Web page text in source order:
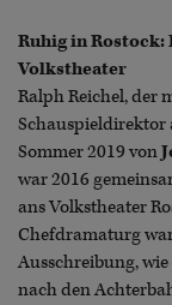
Ruhig in Rostock:
Volkstheater
Ralph Reichel, der
Schauspieldirektor
Sommer 2019 von
war 2016
ans Volkstheater
Chefdramaturg
Ausschreibung,
nach den